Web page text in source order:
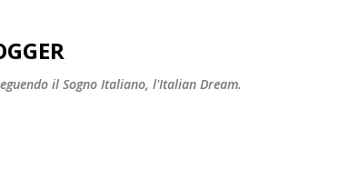
il Sogno Italiano, l'Italian Dream.